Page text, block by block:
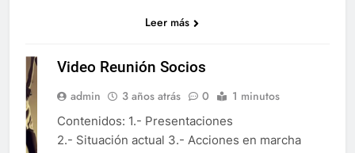
Leer más
Video Reunión Socios
admin 3 años atrás 0 1 minutos
Contenidos: 1.- Presentaciones
2.- Situación actual 3.- Acciones en marcha